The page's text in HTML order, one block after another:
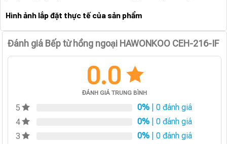
Hình ảnh lắp đặt thực tế của sản phẩm
Đánh giá Bếp từ hồng ngoại HAWONKOO CEH-216-IF
0.0
ĐÁNH GIÁ TRUNG BÌNH
5 0% | 0 đánh giá
4
0% | 0 đánh giá
3
0% | 0 đánh giá